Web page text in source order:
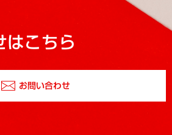
はこちら
お問い合わせ